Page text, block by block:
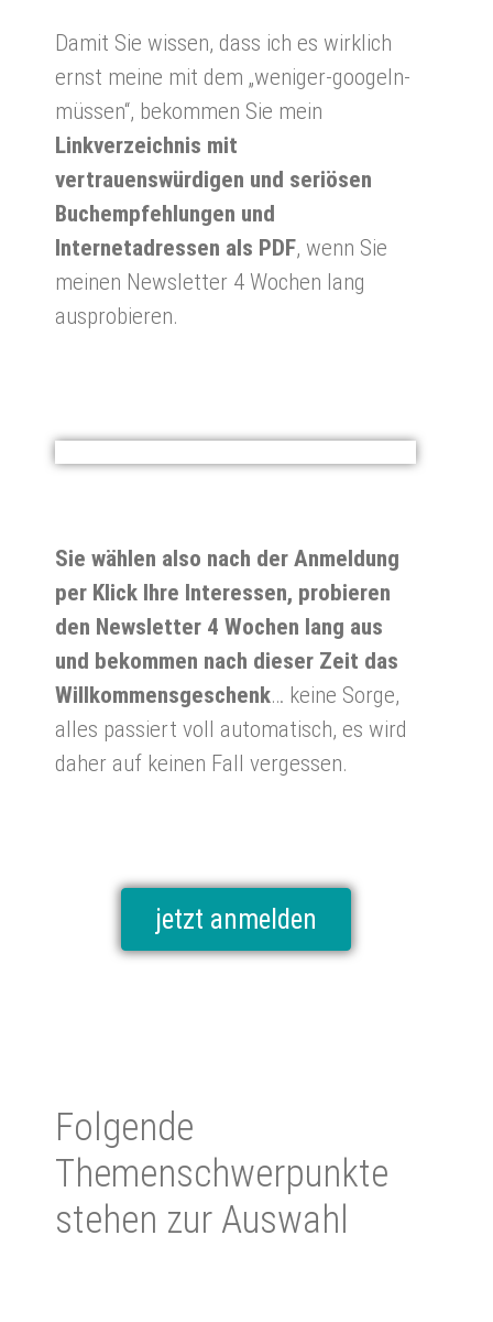
Damit Sie wissen, dass ich es wirklich
ernst meine mit dem „weniger-googeln-
müssen“, bekommen Sie mein
Linkverzeichnis mit
vertrauenswürdigen und seriösen
Buchempfehlungen und
Internetadressen als PDF, wenn Sie
meinen Newsletter 4 Wochen lang
ausprobieren.
Sie wählen also nach der Anmeldung
per Klick Ihre Interessen, probieren
den Newsletter 4 Wochen lang aus
und bekommen nach dieser Zeit das
Willkommensgeschenk… keine Sorge,
alles passiert voll automatisch, es wird
daher auf keinen Fall vergessen.
jetzt anmelden
Folgende
Themenschwerpunkte
stehen zur Auswahl